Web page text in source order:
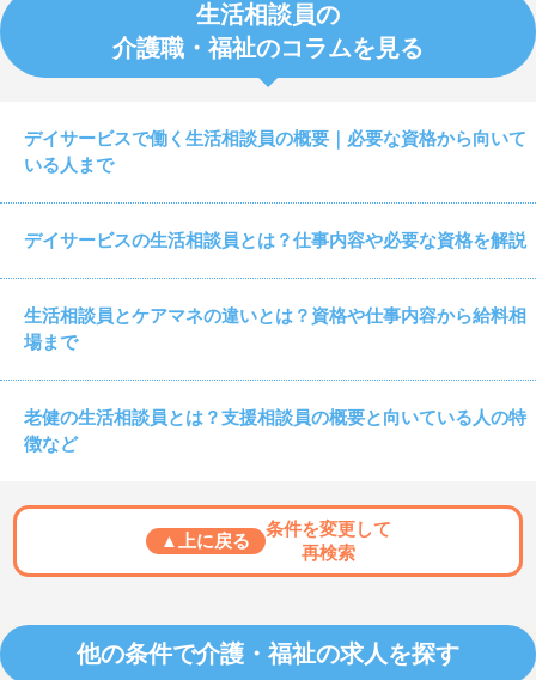
生活相談員の
介護職・福祉のコラムを見る
デイサービスで働く生活相談員の概要｜必要な資格から向いて
いる人まで
デイサービスの生活相談員とは？仕事内容や必要な資格を解説
生活相談員とケアマネの違いとは？資格や仕事内容から給料相
場まで
老健の生活相談員とは？支援相談員の概要と向いている人の特
徴など
▲上に戻る
条件を変更して
再検索
他の条件で介護・福祉の求人を探す